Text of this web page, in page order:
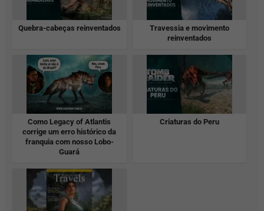
Quebra-cabeças reinventados
Travessia e movimento
reinventados
Como Legacy of Atlantis
corrige um erro histórico da
franquia com nosso Lobo-
Guará
Criaturas do Peru